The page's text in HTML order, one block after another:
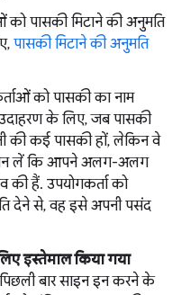
को पासकी मिटाने की अनुमति
पासकी मिटाने की अनुमति
को पासकी का नाम
के लिए, जब पासकी
की कई पासकी हों, लेकिन वे
लें कि आपने अलग-अलग
हैं. उपयोगकर्ता को
देने से, वह इसे अपनी पसंद
इस्तेमाल किया गया
बार साइन इन करने के